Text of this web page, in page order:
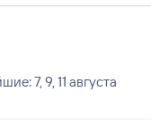
7, 9, 11 августа